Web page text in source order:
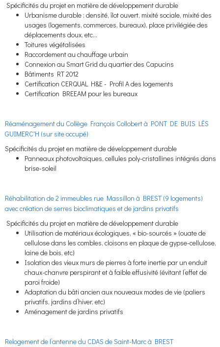
Spécificités du projet en matière de développement durable
Urbanisme durable : densité, îlot ouvert, mixité sociale, mixité des
usages (logements, commerces, bureaux), place privilégiée des
déplacements doux, etc…
Toitures végétalisées
Raccordement au chauffage urbain
Connexion au Smart Grid du quartier des Capucins
Bâtiments RT 2012
Certification CERQUAL H&E - Profil A des logements
Certification BREEAM pour les bureaux
Réaménagement du Collège François Collobert à PONT DE BUIS LÈS
GUIMERC'H (sur site occupé)
Spécificités du projet en matière de développement durable
Panneaux photovoltaïques, cellules poly-cristallines intégrés dans
brise-soleil
Réhabilitation de 2 immeubles rue Massillon à BREST (9 logements)
avec création de serres bioclimatiques et de jardins privatifs
Spécificités du projet en matière de développement durable
Utilisation de matériaux écologiques, « bio-sourcés » (ouate de
cellulose dans les combles, cloisons en plaque de gypse-cellulose,
laine de bois, etc)
Isolation des vieux murs de pierres à forte inertie par un enduit
chaux-chanvre perspirant et à faible effusivité (évitant l’effet de
paroi froide)
Adaptation du bâti ancien aux nouveaux modes de vie (paliers
privatifs, jardins d’hiver, etc)
Aménagement de jardins privatifs
Relogement de l’antenne du CDAS de Saint-Marc à BREST